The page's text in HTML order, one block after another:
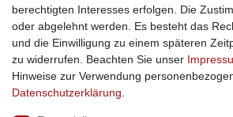
Sichere Bestellung und Zahlung via SSL
berechtigten Interesses erfolgen. Die
oder abgelehnt werden. Es besteht das
und die Einwilligung zu einem späteren
zu widerrufen. Beachten Sie unser
Hinweise zur Verwendung
Daten­schutz­erklärung